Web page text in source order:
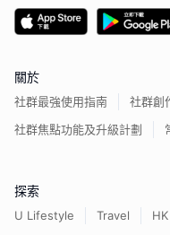
關於
社群最強使用指南
社群創
社群焦點功能及升級計劃
探索
U Lifestyle Travel HK